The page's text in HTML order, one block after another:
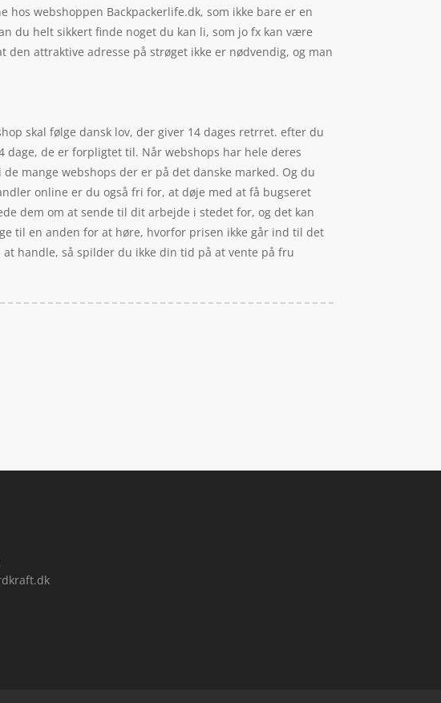
hos webshoppen Backpackerlife.dk, som ikke bare er en
du helt sikkert finde noget du kan li, som jo fx kan være
attraktive adresse på strøget ikke er nødvendig, og man
skal følge dansk lov, der giver 14 dages retrret. efter du
de er forpligtet til. Når webshops har hele deres
mange webshops der er på det danske marked. Og du
online er du også fri for, at døje med at få bugseret
dem om at sende til dit arbejde i stedet for, og det kan
til en anden for at høre, hvorfor prisen ikke går ind til det
handle, så spilder du ikke din tid på at vente på fru